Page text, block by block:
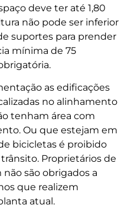
deve ter até 1,80
não pode ser inferior
suportes para prender
mínima de 75
as edificações
no alinhamento
tenham área com
Ou que estejam em
bicicletas é proibido
Proprietários de
são obrigados a
que realizem
atual.